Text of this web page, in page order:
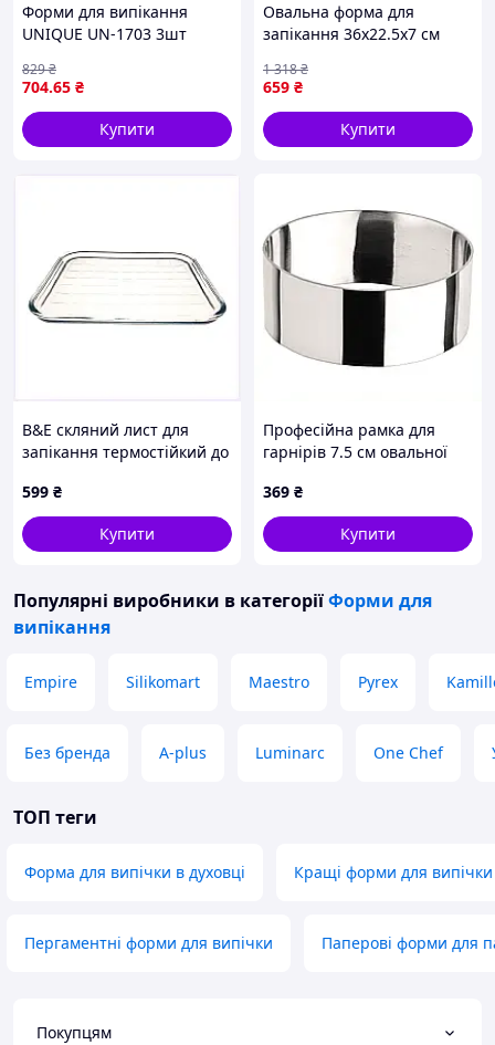
Форми для випікання
UNIQUE UN-1703 3шт
форм для тортів бісквітів
кексів
704.65 ₴
829₴
Купити
Овальна форма для
запікання 36x22.5x7 см
духовки об'ємом 2 літри
SH1290
659 ₴
1 318₴
Купити
B&E скляний лист для
запікання термостійкий до
599 ₴
Купити
Професійна рамка для
гарнірів 7.5 см овальної
369 ₴
Купити
Популярні виробники в категоріїФорми для
випікання
Empire Silikomart Maestro Pyrex
Без бренда A-plus Luminarc One Chef
ТОП теги
Форма для випічки в духовці Кращі форми для випічки
Пергаментні форми для випічки Паперові форми для
Покупцям